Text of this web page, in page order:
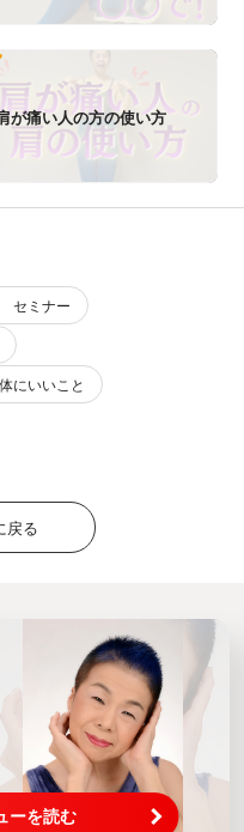
が痛い人の方の使い方
セミナー
にいいこと
戻る
ーを読む